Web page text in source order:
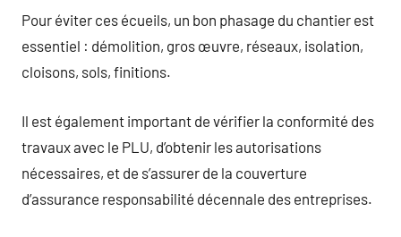
Pour éviter ces écueils, un bon phasage du chantier est
essentiel : démolition, gros œuvre, réseaux, isolation,
cloisons, sols, finitions.
Il est également important de vérifier la conformité des
travaux avec le PLU, d’obtenir les autorisations
nécessaires, et de s’assurer de la couverture
d’assurance responsabilité décennale des entreprises.